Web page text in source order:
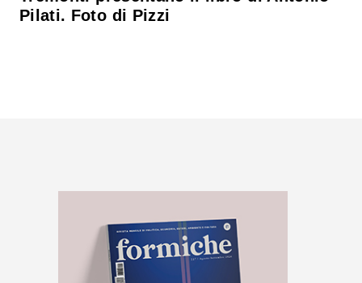
Pilati. Foto di Pizzi